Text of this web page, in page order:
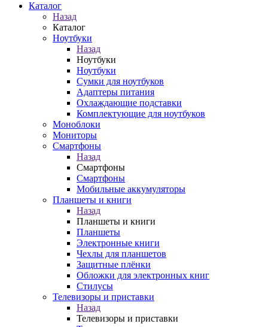
Каталог
Назад
Каталог
Ноутбуки
Назад
Ноутбуки
Ноутбуки
Сумки для ноутбуков
Адаптеры питания
Охлаждающие подставки
Комплектующие для ноутбуков
Моноблоки
Мониторы
Смартфоны
Назад
Смартфоны
Смартфоны
Мобильные аккумуляторы
Планшеты и книги
Назад
Планшеты и книги
Планшеты
Электронные книги
Чехлы для планшетов
Защитные плёнки
Обложки для электронных книг
Стилусы
Телевизоры и приставки
Назад
Телевизоры и приставки